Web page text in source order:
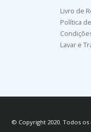
Livro de
Política
Lavar e
© Copyright 2020. Todos